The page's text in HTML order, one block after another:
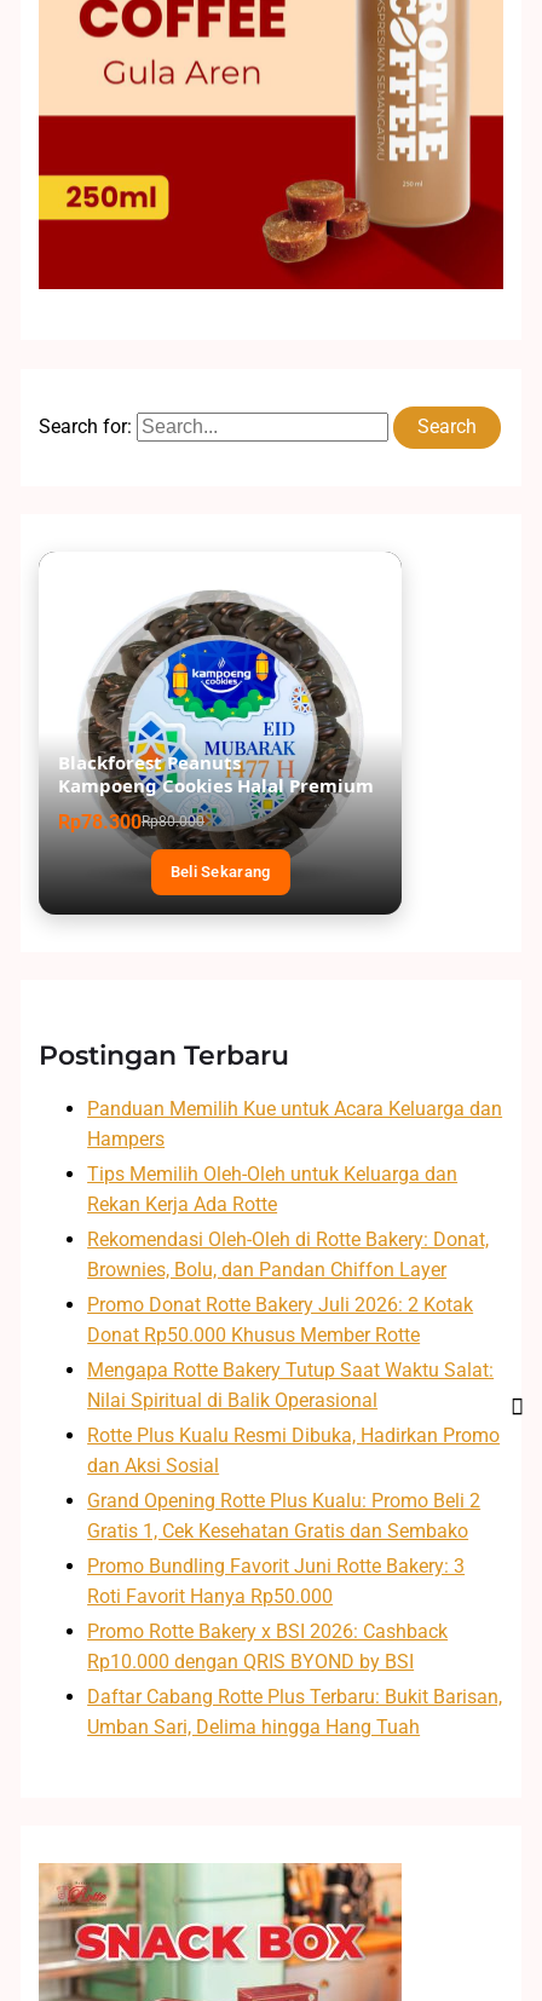
Search for:
Blackforest Peanuts
Kampoeng Cookies Halal Premium
Rp78.300Rp80.000
Beli Sekarang
Postingan Terbaru
Panduan Memilih Kue untuk Acara Keluarga dan
Hampers
Tips Memilih Oleh-Oleh untuk Keluarga dan
Rekan Kerja Ada Rotte
Rekomendasi Oleh-Oleh di Rotte Bakery: Donat,
Brownies, Bolu, dan Pandan Chiffon Layer
Promo Donat Rotte Bakery Juli 2026: 2 Kotak
Donat Rp50.000 Khusus Member Rotte
Mengapa Rotte Bakery Tutup Saat Waktu Salat:
Nilai Spiritual di Balik Operasional
Rotte Plus Kualu Resmi Dibuka, Hadirkan Promo
dan Aksi Sosial
Grand Opening Rotte Plus Kualu: Promo Beli 2
Gratis 1, Cek Kesehatan Gratis dan Sembako
Promo Bundling Favorit Juni Rotte Bakery: 3
Roti Favorit Hanya Rp50.000
Promo Rotte Bakery x BSI 2026: Cashback
Rp10.000 dengan QRIS BYOND by BSI
Daftar Cabang Rotte Plus Terbaru: Bukit Barisan,
Umban Sari, Delima hingga Hang Tuah